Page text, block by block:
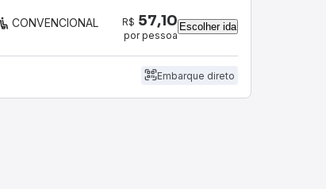
CONVENCIONAL R$ 57,10
por pessoa
Escolher ida
Embarque direto